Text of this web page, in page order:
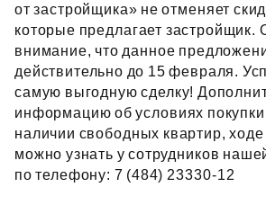
от застройщика» не отменяет
которые предлагает
внимание, что данное
действительно до 15 февраля.
самую выгодную сделку!
информацию об условиях
наличии свободных квартир, ходе
можно узнать у сотрудников
по телефону: 7 (484) 23330‑12